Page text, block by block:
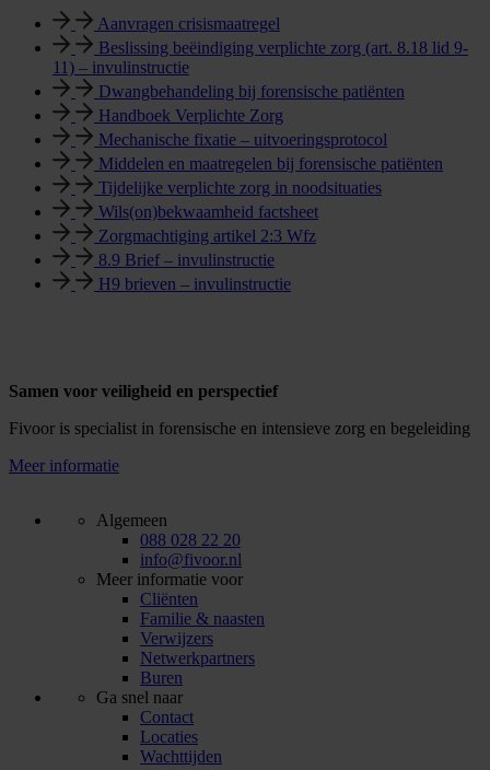
Aanvragen crisismaatregel
Beslissing beëindiging verplichte zorg (art. 8.18 lid 9-
11) – invulinstructie
Dwangbehandeling bij forensische patiënten
Handboek Verplichte Zorg
Mechanische fixatie – uitvoeringsprotocol
Middelen en maatregelen bij forensische patiënten
Tijdelijke verplichte zorg in noodsituaties
Wils(on)bekwaamheid factsheet
Zorgmachtiging artikel 2:3 Wfz
8.9 Brief – invulinstructie
H9 brieven – invulinstructie
Samen voor veiligheid en perspectief
Fivoor is specialist in forensische en intensieve zorg en begeleiding
Meer informatie
Algemeen
088 028 22 20
info@fivoor.nl
Meer informatie voor
Cliënten
Familie & naasten
Verwijzers
Netwerkpartners
Buren
Ga snel naar
Contact
Locaties
Wachttijden